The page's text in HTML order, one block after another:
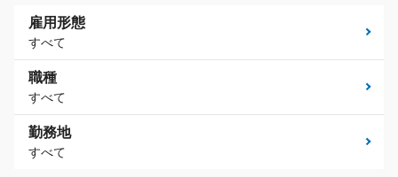
雇用形態
すべて
職種
すべて
勤務地
すべて